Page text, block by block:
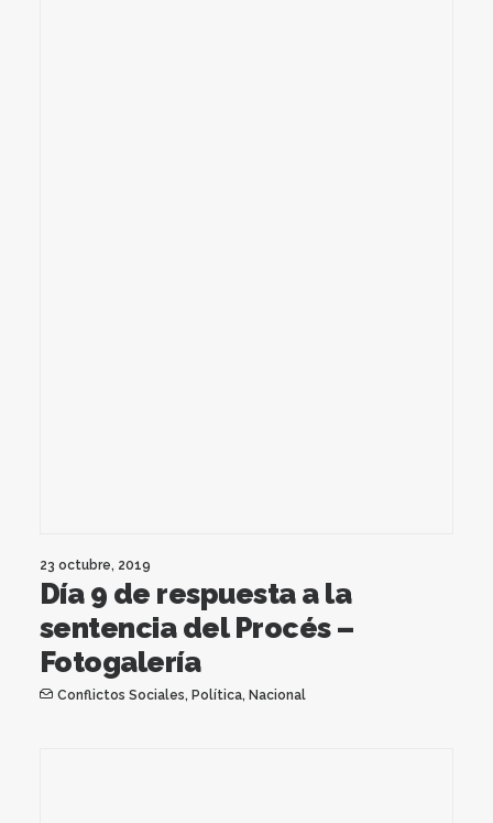
23 octubre, 2019
Día 9 de respuesta a la
sentencia del Procés –
Fotogalería
Conflictos Sociales, Política, Nacional